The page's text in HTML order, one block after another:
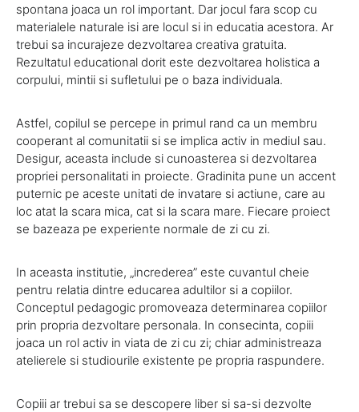
spontana joaca un rol important. Dar jocul fara scop cu
materialele naturale isi are locul si in educatia acestora. Ar
trebui sa incurajeze dezvoltarea creativa gratuita.
Rezultatul educational dorit este dezvoltarea holistica a
corpului, mintii si sufletului pe o baza individuala.
Astfel, copilul se percepe in primul rand ca un membru
cooperant al comunitatii si se implica activ in mediul sau.
Desigur, aceasta include si cunoasterea si dezvoltarea
propriei personalitati in proiecte. Gradinita pune un accent
puternic pe aceste unitati de invatare si actiune, care au
loc atat la scara mica, cat si la scara mare. Fiecare proiect
se bazeaza pe experiente normale de zi cu zi.
In aceasta institutie, „increderea” este cuvantul cheie
pentru relatia dintre educarea adultilor si a copiilor.
Conceptul pedagogic promoveaza determinarea copiilor
prin propria dezvoltare personala. In consecinta, copiii
joaca un rol activ in viata de zi cu zi; chiar administreaza
atelierele si studiourile existente pe propria raspundere.
Copiii ar trebui sa se descopere liber si sa-si dezvolte